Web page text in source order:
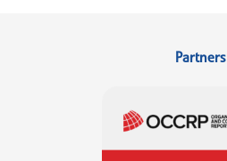
Partners